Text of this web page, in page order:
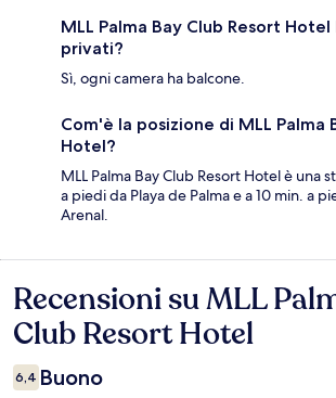
MLL Palma Bay Club Resort
privati?
Sì, ogni camera ha balcone.
Com'è la posizione di MLL Palma
Hotel?
MLL Palma Bay Club Resort Hotel è una
a piedi da Playa de Palma e a 10 min. a
Arenal.
Recensioni
Recensioni su MLL
Club Resort Hotel
6,4 Buono